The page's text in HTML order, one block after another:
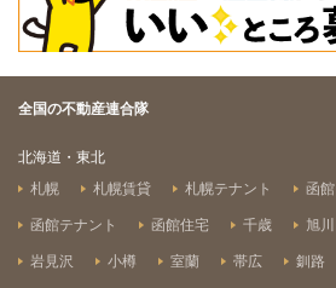
全国の不動産連合隊
北海道・東北
札幌
札幌賃貸 札幌テナント 函館
函館テナント 函館住宅 千歳 旭川
岩見沢 小樽 室蘭 帯広 釧路